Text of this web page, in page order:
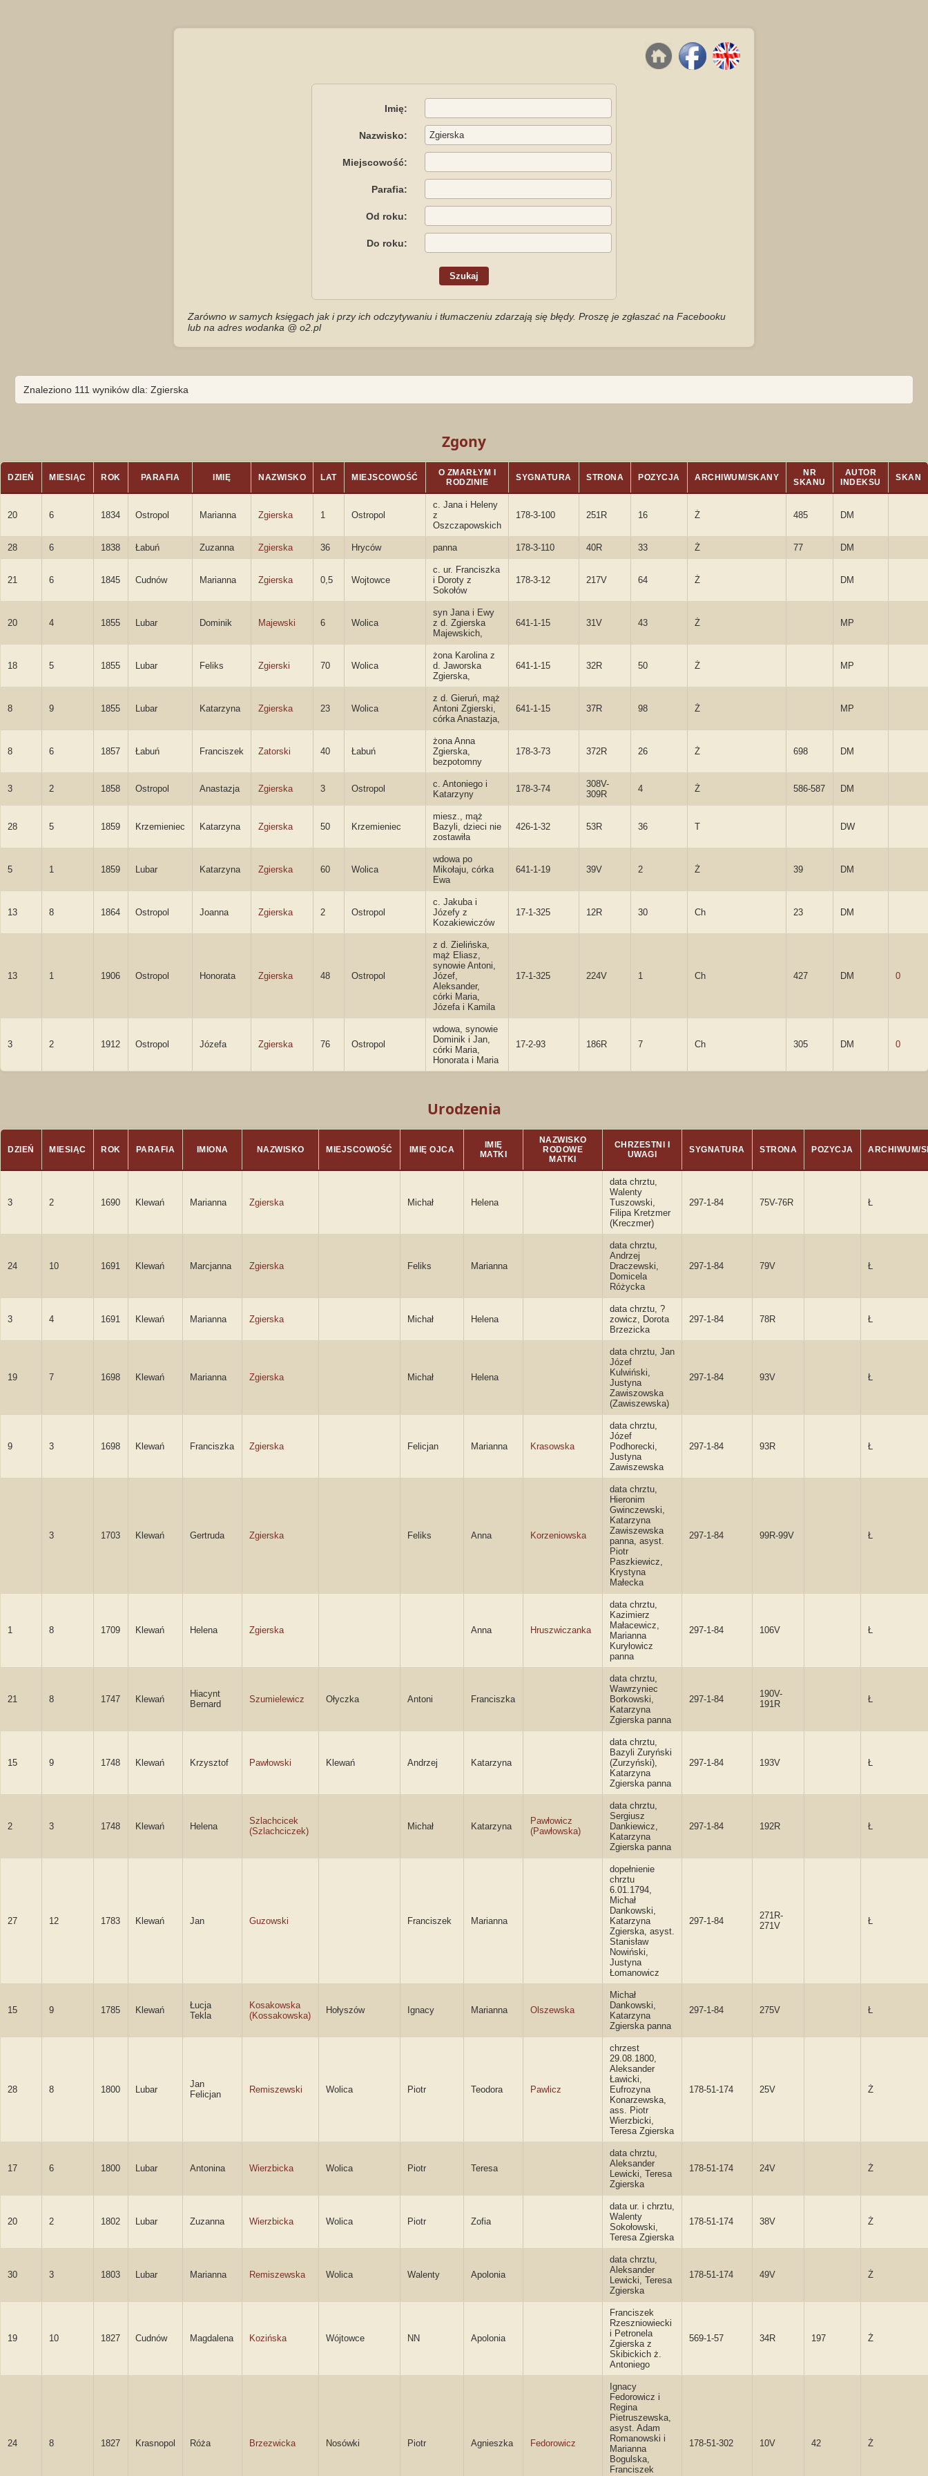
Imię:
Nazwisko:
Miejscowość:
Parafia:
Od roku:
Do roku:
Zarówno w samych księgach jak i przy ich odczytywaniu i tłumaczeniu zdarzają się błędy. Proszę je zgłaszać na Facebooku
lub na adres wodanka @ o2.pl
Znaleziono 111 wyników dla: Zgierska
Zgony
DZIEŃ MIESIĄC ROK PARAFIA IMIĘ NAZWISKO LAT MIEJSCOWOŚĆ
O ZMARŁYM I
RODZINIE
SYGNATURA STRONA POZYCJA ARCHIWUM/SKANY
NR
SKANU
AUTOR
INDEKSU
SKAN
20 6 1834 Ostropol Marianna Zgierska 1 Ostropol
c. Jana i Heleny
z
Oszczapowskich
178-3-100 251R 16 Ż 485 DM
28 6 1838 Łabuń Zuzanna Zgierska 36 Hryców panna 178-3-110 40R 33 Ż 77 DM
21 6 1845 Cudnów Marianna Zgierska 0,5 Wojtowce
c. ur. Franciszka
i Doroty z
Sokołów
178-3-12 217V 64 Ż DM
20 4 1855 Lubar Dominik Majewski 6 Wolica
syn Jana i Ewy
z d. Zgierska
Majewskich,
641-1-15 31V 43 Ż MP
18 5 1855 Lubar Feliks Zgierski 70 Wolica
żona Karolina z
d. Jaworska
Zgierska,
641-1-15 32R 50 Ż MP
8 9 1855 Lubar Katarzyna Zgierska 23 Wolica
z d. Gieruń, mąż
Antoni Zgierski,
córka Anastazja,
641-1-15 37R 98 Ż MP
8 6 1857 Łabuń Franciszek Zatorski 40 Łabuń
żona Anna
Zgierska,
bezpotomny
178-3-73 372R 26 Ż 698 DM
3 2 1858 Ostropol Anastazja Zgierska 3 Ostropol
c. Antoniego i
Katarzyny
178-3-74
308V-
309R
4 Ż 586-587 DM
28 5 1859 Krzemieniec Katarzyna Zgierska 50 Krzemieniec
miesz., mąż
Bazyli, dzieci nie
zostawiła
426-1-32 53R 36 T DW
5 1 1859 Lubar Katarzyna Zgierska 60 Wolica
wdowa po
Mikołaju, córka
Ewa
641-1-19 39V 2 Ż 39 DM
13 8 1864 Ostropol Joanna Zgierska 2 Ostropol
c. Jakuba i
Józefy z
Kozakiewiczów
17-1-325 12R 30 Ch 23 DM
13 1 1906 Ostropol Honorata Zgierska 48 Ostropol
z d. Zielińska,
mąż Eliasz,
synowie Antoni,
Józef,
Aleksander,
córki Maria,
Józefa i Kamila
17-1-325 224V 1 Ch 427 DM 0
3 2 1912 Ostropol Józefa Zgierska 76 Ostropol
wdowa, synowie
Dominik i Jan,
córki Maria,
Honorata i Maria
17-2-93 186R 7 Ch 305 DM 0
Urodzenia
DZIEŃ MIESIĄC ROK PARAFIA IMIONA NAZWISKO MIEJSCOWOŚĆ IMIĘ OJCA
IMIĘ
MATKI
NAZWISKO
RODOWE
MATKI
CHRZESTNI I
UWAGI
SYGNATURA STRONA POZYCJA ARCHIWUM/
3 2 1690 Klewań Marianna Zgierska Michał Helena
data chrztu,
Walenty
Tuszowski,
Filipa Kretzmer
(Kreczmer)
297-1-84 75V-76R Ł
24 10 1691 Klewań Marcjanna Zgierska Feliks Marianna
data chrztu,
Andrzej
Draczewski,
Domicela
Różycka
297-1-84 79V Ł
3 4 1691 Klewań Marianna Zgierska Michał Helena
data chrztu, ?
zowicz, Dorota
Brzezicka
297-1-84 78R Ł
19 7 1698 Klewań Marianna Zgierska Michał Helena
data chrztu, Jan
Józef
Kulwiński,
Justyna
Zawiszowska
(Zawiszewska)
297-1-84 93V Ł
9 3 1698 Klewań Franciszka Zgierska Felicjan Marianna Krasowska
data chrztu,
Józef
Podhorecki,
Justyna
Zawiszewska
297-1-84 93R Ł
3 1703 Klewań Gertruda Zgierska Feliks Anna Korzeniowska
data chrztu,
Hieronim
Gwinczewski,
Katarzyna
Zawiszewska
panna, asyst.
Piotr
Paszkiewicz,
Krystyna
Małecka
297-1-84 99R-99V Ł
1 8 1709 Klewań Helena Zgierska Anna Hruszwiczanka
data chrztu,
Kazimierz
Małacewicz,
Marianna
Kuryłowicz
panna
297-1-84 106V Ł
21 8 1747 Klewań
Hiacynt
Bernard
Szumielewicz Ołyczka Antoni Franciszka
data chrztu,
Wawrzyniec
Borkowski,
Katarzyna
Zgierska panna
297-1-84
190V-
191R
Ł
15 9 1748 Klewań Krzysztof Pawłowski Klewań Andrzej Katarzyna
data chrztu,
Bazyli Zuryński
(Zurzyński),
Katarzyna
Zgierska panna
297-1-84 193V Ł
2 3 1748 Klewań Helena
Szlachcicek
(Szlachciczek)
Michał Katarzyna
Pawłowicz
(Pawłowska)
data chrztu,
Sergiusz
Dankiewicz,
Katarzyna
Zgierska panna
297-1-84 192R Ł
27 12 1783 Klewań Jan Guzowski Franciszek Marianna
dopełnienie
chrztu
6.01.1794,
Michał
Dankowski,
Katarzyna
Zgierska, asyst.
Stanisław
Nowiński,
Justyna
Łomanowicz
297-1-84
271R-
271V
Ł
15 9 1785 Klewań
Łucja
Tekla
Kosakowska
(Kossakowska)
Hołyszów Ignacy Marianna Olszewska
Michał
Dankowski,
Katarzyna
Zgierska panna
297-1-84 275V Ł
28 8 1800 Lubar
Jan
Felicjan
Remiszewski Wolica Piotr Teodora Pawlicz
chrzest
29.08.1800,
Aleksander
Ławicki,
Eufrozyna
Konarzewska,
ass. Piotr
Wierzbicki,
Teresa Zgierska
178-51-174 25V Ż
17 6 1800 Lubar Antonina Wierzbicka Wolica Piotr Teresa
data chrztu,
Aleksander
Lewicki, Teresa
Zgierska
178-51-174 24V Ż
20 2 1802 Lubar Zuzanna Wierzbicka Wolica Piotr Zofia
data ur. i chrztu,
Walenty
Sokołowski,
Teresa Zgierska
178-51-174 38V Ż
30 3 1803 Lubar Marianna Remiszewska Wolica Walenty Apolonia
data chrztu,
Aleksander
Lewicki, Teresa
Zgierska
178-51-174 49V Ż
19 10 1827 Cudnów Magdalena Kozińska Wójtowce NN Apolonia
Franciszek
Rzeszniowiecki
i Petronela
Zgierska z
Skibickich ż.
Antoniego
569-1-57 34R 197 Ż
24 8 1827 Krasnopol Róża Brzezwicka Nosówki Piotr Agnieszka Fedorowicz
Ignacy
Fedorowicz i
Regina
Pietruszewska,
asyst. Adam
Romanowski i
Marianna
Bogulska,
Franciszek
178-51-302 10V 42 Ż